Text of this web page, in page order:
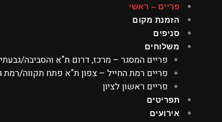
פריים – ראשי
הזמנת מקום
סניפים
משלוחים
פריים המסגר – מרכז, דרום ת"א והסביבה/
פריים רמת החייל – צפון ת"א פתח תקווה/רמת
פריים ראשון לציון
תפריטים
אירועים